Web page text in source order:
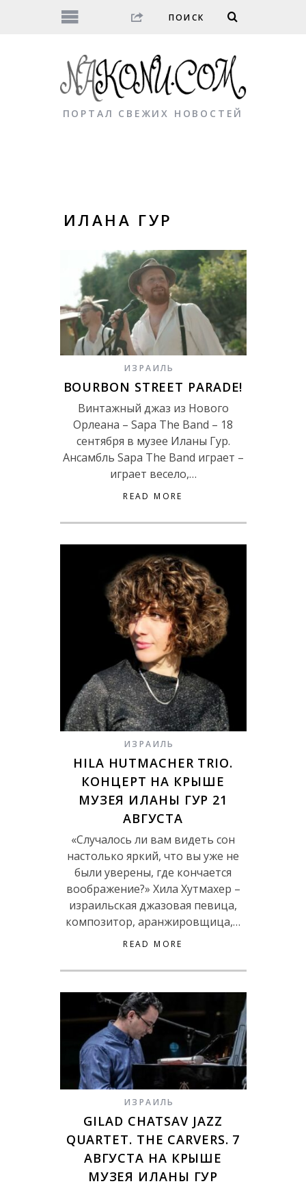
ПОРТАЛ СВЕЖИХ НОВОСТЕЙ
ИЛАНА ГУР
ИЗРАИЛЬ
BOURBON STREET PARADE!
Винтажный джаз из Нового
Орлеана – Sapa The Band – 18
сентября в музее Иланы Гур.
Ансамбль Sapa The Band играет –
играет весело,…
READ MORE
ИЗРАИЛЬ
HILA HUTMACHER TRIO.
КОНЦЕРТ НА КРЫШЕ
МУЗЕЯ ИЛАНЫ ГУР 21
АВГУСТА
«Случалось ли вам видеть сон
настолько яркий, что вы уже не
были уверены, где кончается
воображение?» Хила Хутмахер –
израильская джазовая певица,
композитор, аранжировщица,…
READ MORE
ИЗРАИЛЬ
GILAD CHATSAV JAZZ
QUARTET. THE CARVERS. 7
АВГУСТА НА КРЫШЕ
МУЗЕЯ ИЛАНЫ ГУР